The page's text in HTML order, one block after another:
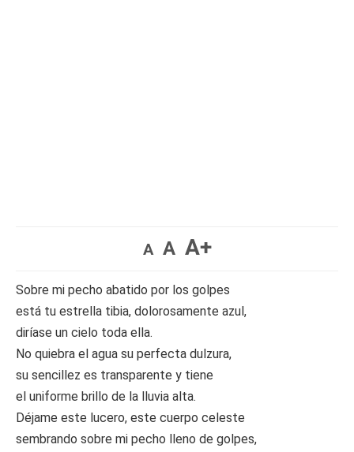
A A A+
Sobre mi pecho abatido por los golpes
está tu estrella tibia, dolorosamente azul,
diríase un cielo toda ella.
No quiebra el agua su perfecta dulzura,
su sencillez es transparente y tiene
el uniforme brillo de la lluvia alta.
Déjame este lucero, este cuerpo celeste
sembrando sobre mi pecho lleno de golpes,